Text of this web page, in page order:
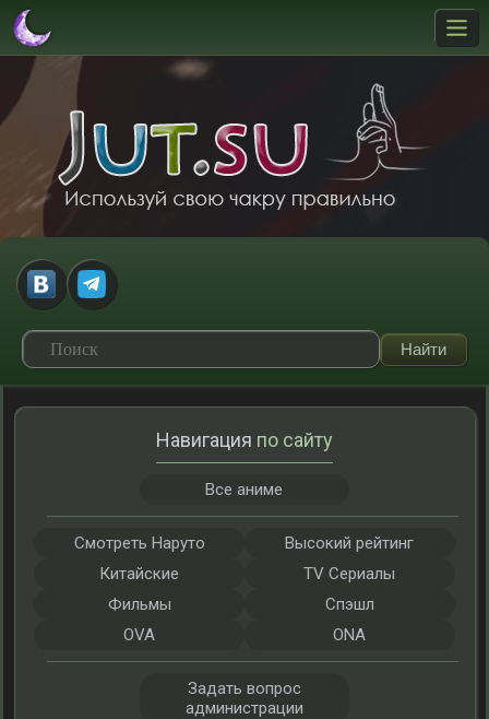
Навигация по сайту
Все аниме
Смотреть Наруто
Высокий рейтинг
Китайские
TV Сериалы
Фильмы
Спэшл
OVA
ONA
Задать вопрос
администрации